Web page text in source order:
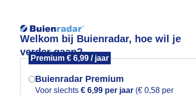
Welkom bij Buienradar, hoe wil je
verder gaan?
Premium € 6,99 / jaar
Buienradar Premium
Voor slechts € 6,99 per jaar (€ 0,58 per
Lees meer.
Foto en video Weerzine
Zoeken in foto & video: